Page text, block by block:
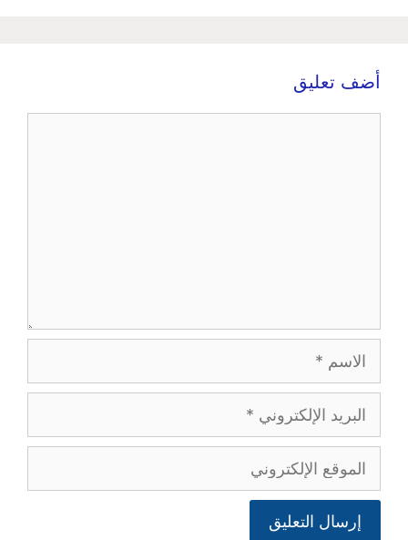
أضف تعليق
الاسم
البريد
الإلكتروني
الموقع
الإلكتروني